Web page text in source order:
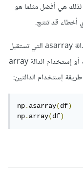
لذلك هي أفضل مثلما هو
أخطاء قد تنتج.
كما يمكننا الحصول على مصفوفة بإستخدام الدالة asarray التي تستقبل
dataframe كمدخل و ترجع مصفوفة البيانات أو إستخدام الدالة array
إستخدام الدالتين:
np.asarray(df)
np.array(df)